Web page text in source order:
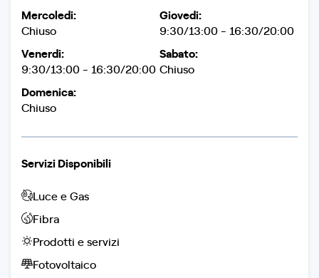
Mercoledi:
Chiuso
Giovedi:
9:30/13:00 - 16:30/20:00
Venerdi:
9:30/13:00 - 16:30/20:00
Sabato:
Chiuso
Domenica:
Chiuso
Servizi Disponibili
Luce e Gas
Fibra
Prodotti e servizi
Fotovoltaico